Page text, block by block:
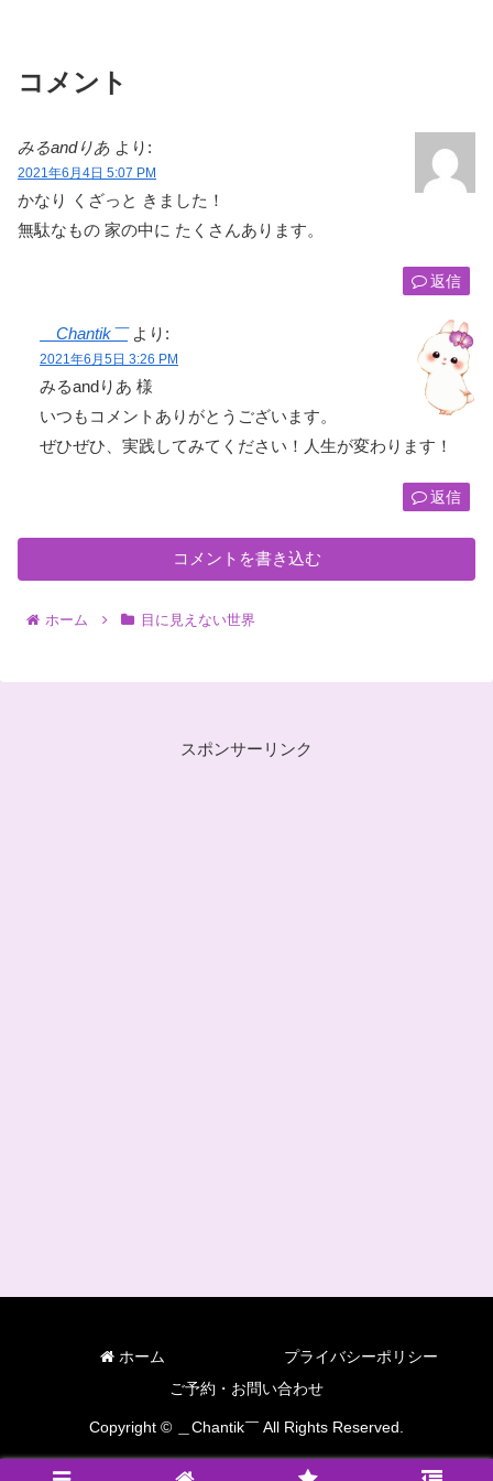
コメント
みるandりあ より:
2021年6月4日 5:07 PM
かなり くざっと きました！
無駄なもの 家の中に たくさんあります。
返信
＿Chantik￣ より:
2021年6月5日 3:26 PM
みるandりあ 様
いつもコメントありがとうございます。
ぜひぜひ、実践してみてください！人生が変わります！
返信
コメントを書き込む
ホーム 目に見えない世界
スポンサーリンク
ホーム
プライバシーポリシー
ご予約・お問い合わせ
Copyright © ＿Chantik￣ All Rights Reserved.